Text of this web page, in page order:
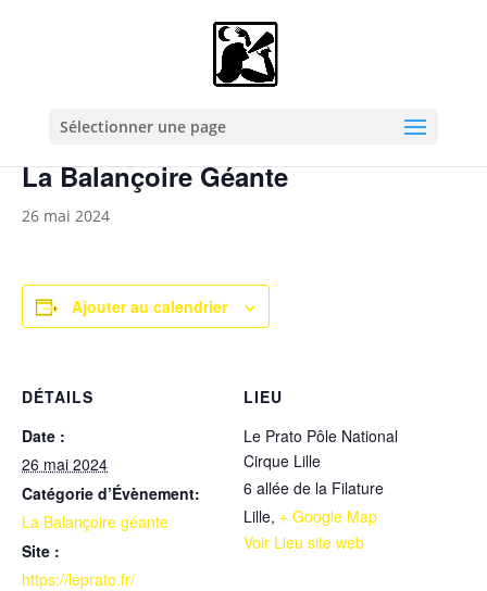
Sélectionner une page
Cet évènement est passé.
La Balançoire Géante
26 mai 2024
Ajouter au calendrier
DÉTAILS
Date :
26 mai 2024
Catégorie d’Évènement:
La Balançoire géante
Site :
https://leprato.fr/
LIEU
Le Prato Pôle National
Cirque Lille
6 allée de la Filature
Lille, + Google Map
Voir Lieu site web